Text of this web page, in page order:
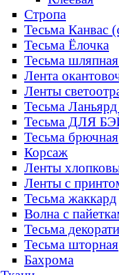
Стропа
Тесьма Канвас
Тесьма Ёлочка
Тесьма
Лента
Ленты
Тесьма
Тесьма ДЛЯ
Тесьма брючная
Корсаж
Ленты
Ленты с
Тесьма жаккард
Волна с
Тесьма
Тесьма шторная
Бахрома